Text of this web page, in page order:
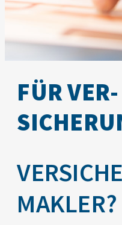
FÜR VER­
MAKLER?